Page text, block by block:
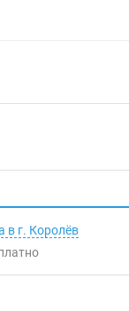
в г. Королёв